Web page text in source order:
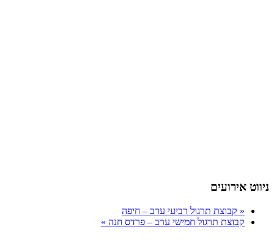
ניווט אירועים
« קבוצת תרגול רביעי ערב – חיפה
קבוצת תרגול חמישי ערב – פרדס חנה »